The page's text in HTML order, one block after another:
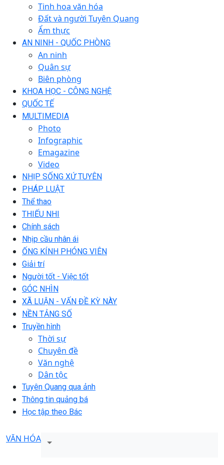
Tinh hoa văn hóa
Đất và người Tuyên Quang
Ẩm thực
AN NINH - QUỐC PHÒNG
An ninh
Quân sự
Biên phòng
KHOA HỌC - CÔNG NGHỆ
QUỐC TẾ
MULTIMEDIA
Photo
Infographic
Emagazine
Video
NHỊP SỐNG XỨ TUYÊN
PHÁP LUẬT
Thể thao
THIẾU NHI
Chính sách
Nhịp cầu nhân ái
ỐNG KÍNH PHÓNG VIÊN
Giải trí
Người tốt - Việc tốt
GÓC NHÌN
XÃ LUẬN - VẤN ĐỀ KỲ NÀY
NỀN TẢNG SỐ
Truyền hình
Thời sự
Chuyên đề
Văn nghệ
Dân tộc
Tuyên Quang qua ảnh
Thông tin quảng bá
Học tập theo Bác
VĂN HÓA